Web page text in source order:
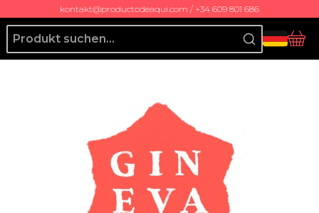
kontakt@productodeaqui.com / +34 609 801 686
Producto de Aquí